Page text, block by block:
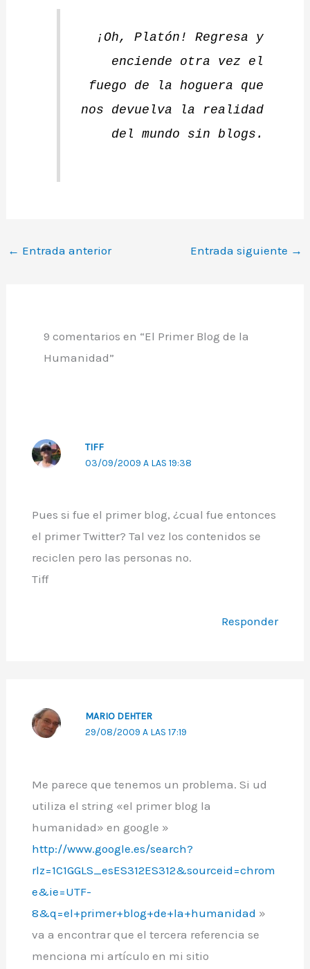
¡Oh, Platón! Regresa y
enciende otra vez el
fuego de la hoguera que
nos devuelva la realidad
del mundo sin blogs.
← Entrada anterior Entrada siguiente →
9 comentarios en “El Primer Blog de la
Humanidad”
TIFF
03/09/2009 A LAS 19:38
Pues si fue el primer blog, ¿cual fue entonces
el primer Twitter? Tal vez los contenidos se
reciclen pero las personas no.
Tiff
Responder
MARIO DEHTER
29/08/2009 A LAS 17:19
Me parece que tenemos un problema. Si ud
utiliza el string «el primer blog la
humanidad» en google »
http://www.google.es/search?
rlz=1C1GGLS_esES312ES312&sourceid=chrom
e&ie=UTF-
8&q=el+primer+blog+de+la+humanidad »
va a encontrar que el tercera referencia se
menciona mi artículo en mi sitio